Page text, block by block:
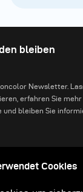
bleiben
Newsletter.
erfahren Sie mehr
bleiben Sie
Cookies